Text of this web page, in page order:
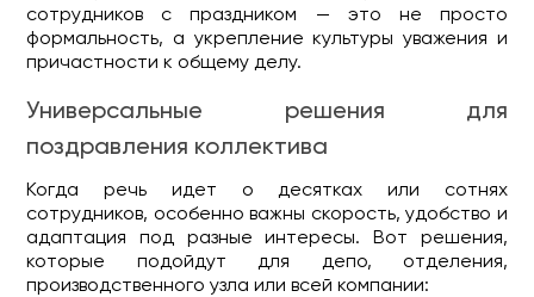
сотрудников с праздником — это не просто
формальность, а укрепление культуры уважения и
причастности к общему делу.
Универсальные решения для
поздравления коллектива
Когда речь идет о десятках или сотнях
сотрудников, особенно важны скорость, удобство и
адаптация под разные интересы. Вот решения,
которые подойдут для депо, отделения,
производственного узла или всей компании: